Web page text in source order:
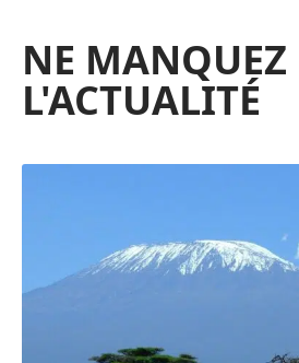
NE MANQUEZ
L'ACTUALITÉ